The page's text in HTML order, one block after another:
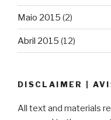
Maio 2015 (2)
Abril 2015 (12)
DISCLAIMER |
All text and materials